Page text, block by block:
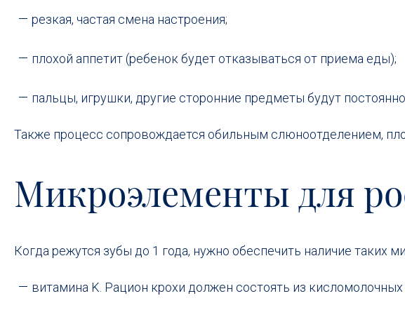
резкая, частая смена настроения;
плохой аппетит (ребенок будет отказываться от приема еды);
пальцы, игрушки, другие сторонние предметы будут
Также процесс сопровождается обильным слюноотделением,
Микроэлементы для
Когда режутся зубы до 1 года, нужно обеспечить наличие таких
витамина K. Рацион крохи должен состоять из